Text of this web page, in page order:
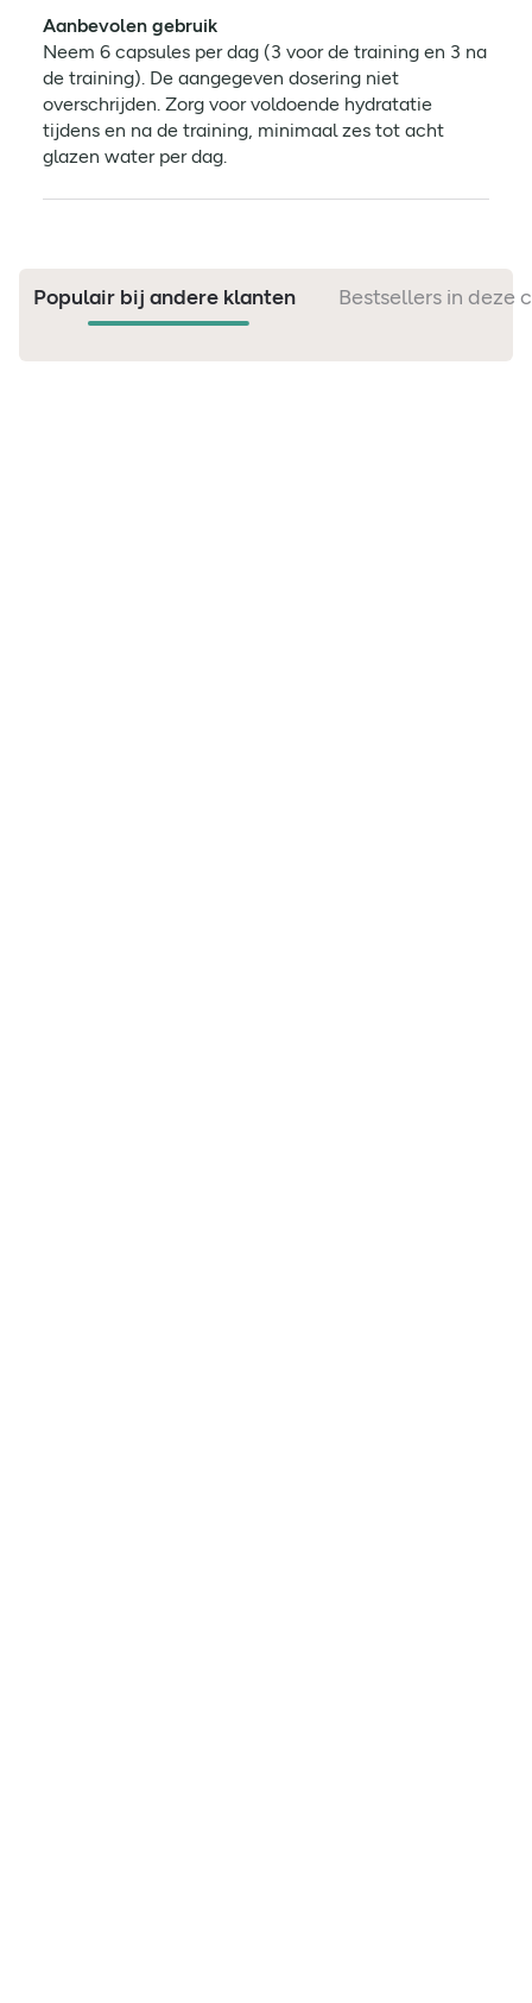
Aanbevolen gebruik
Neem 6 capsules per dag (3 voor de training en 3 na
de training). De aangegeven dosering niet
overschrijden. Zorg voor voldoende hydratatie
tijdens en na de training, minimaal zes tot acht
glazen water per dag.
Populair bij andere klanten Bestsellers in deze